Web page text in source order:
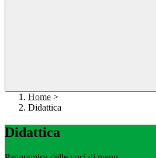
Home >
Didattica
Didattica